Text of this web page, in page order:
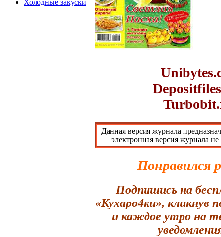
Холодные закуски
Данная версия журнала
электронная версия журнала
Понравился
Подпишись на
«Кухаро4ки», кликнув
и каждое утро на